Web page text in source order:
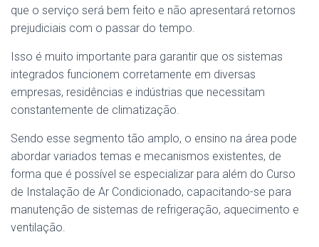
que o serviço será bem feito e não apresentará retornos
prejudiciais com o passar do tempo.
Isso é muito importante para garantir que os sistemas
integrados funcionem corretamente em diversas
empresas, residências e indústrias que necessitam
constantemente de climatização.
Sendo esse segmento tão amplo, o ensino na área pode
abordar variados temas e mecanismos existentes, de
forma que é possível se especializar para além do Curso
de Instalação de Ar Condicionado, capacitando-se para
manutenção de sistemas de refrigeração, aquecimento e
ventilação.